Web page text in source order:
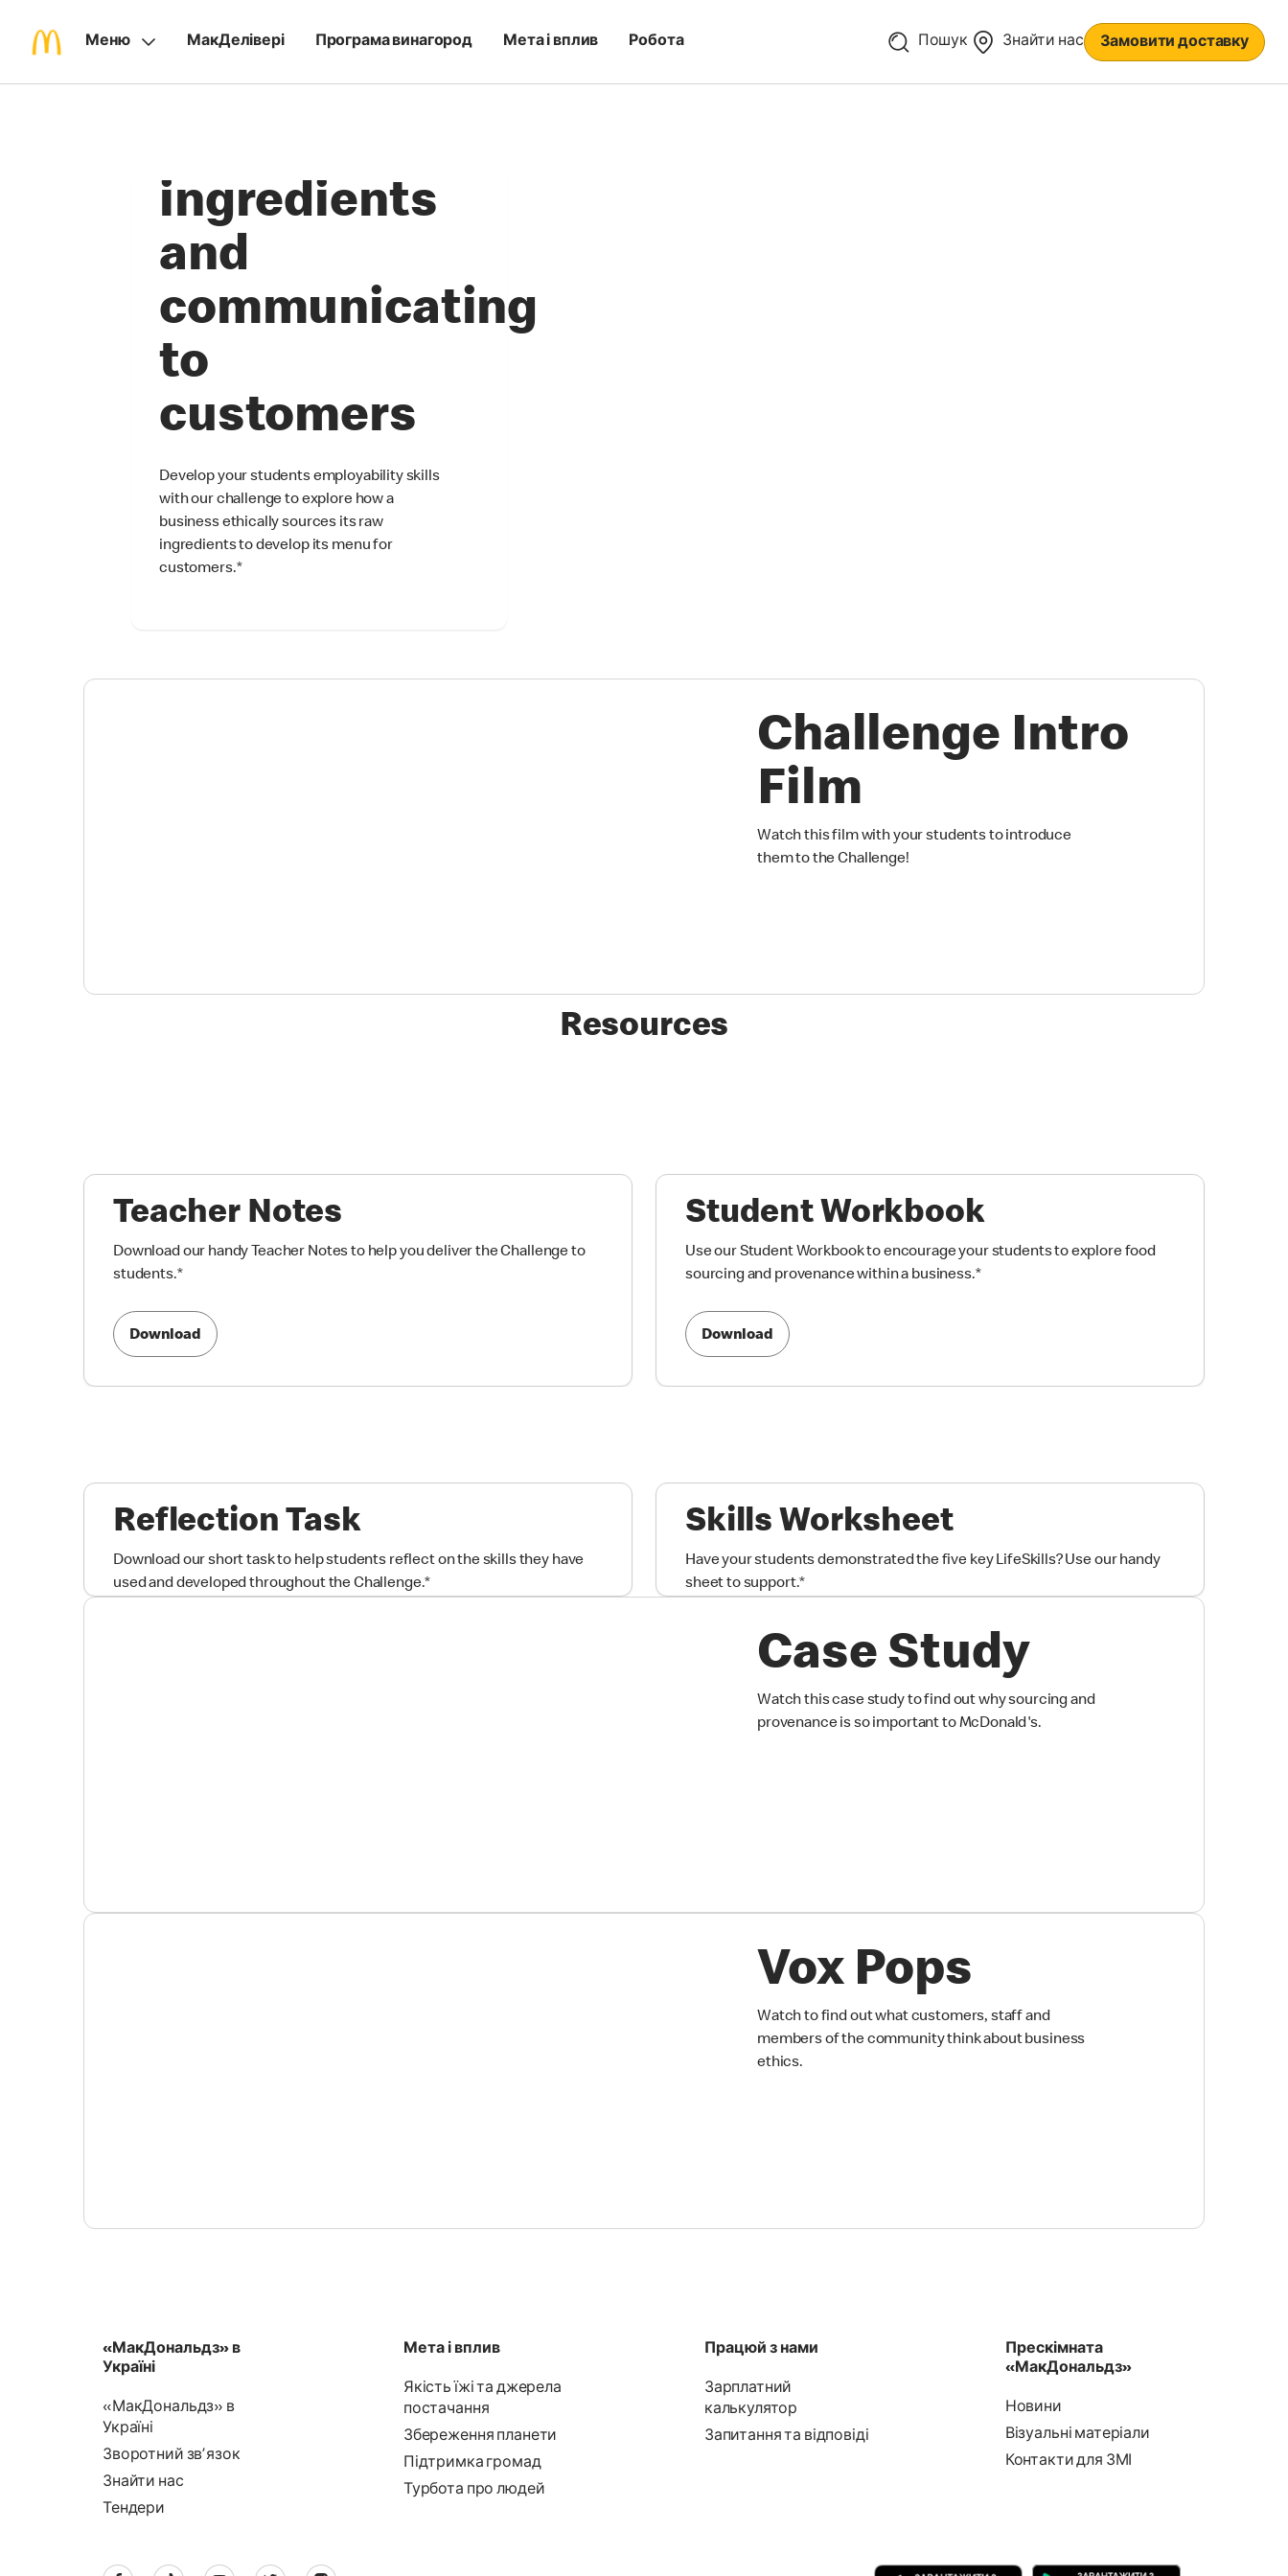
Меню МакДелівері Програма винагород Мета і вплив Робота Пошук Знайти нас Замовити доставку
Sourcing
ingredients
and
communicating
to
customers
Develop your students employability skills
with our challenge to explore how a
business ethically sources its raw
ingredients to develop its menu for
customers.*
Challenge Intro
Film
Watch this film with your students to introduce
them to the Challenge!
Resources
Teacher Notes
Download our handy Teacher Notes to help you deliver the Challenge to
students.*
Download
Student Workbook
Use our Student Workbook to encourage your students to explore food
sourcing and provenance within a business.*
Download
Reflection Task
Download our short task to help students reflect on the skills they have
used and developed throughout the Challenge.*
Skills Worksheet
Have your students demonstrated the five key LifeSkills? Use our handy
sheet to support.*
Case Study
Watch this case study to find out why sourcing and
provenance is so important to McDonald's.
Vox Pops
Watch to find out what customers, staff and
members of the community think about business
ethics.
«МакДональдз» в
Україні
«МакДональдз» в
Україні
Зворотний звʼязок
Знайти нас
Тендери
Мета і вплив
Якість їжі та джерела
постачання
Збереження планети
Підтримка громад
Турбота про людей
Працюй з нами
Зарплатний
калькулятор
Запитання та відповіді
Прескімната
«МакДональдз»
Новини
Візуальні матеріали
Контакти для ЗМІ